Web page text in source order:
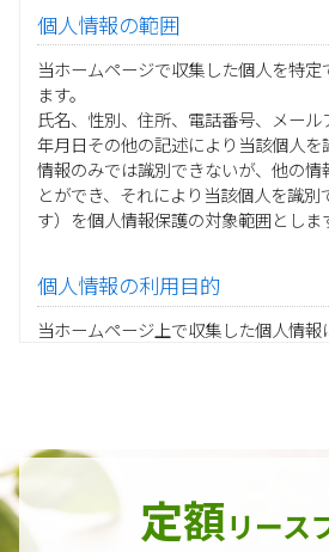
個人情報の範囲
当ホームページで収集した個人を特
ます。
氏名、性別、住所、電話番号、メー
年月日その他の記述により当該個人
情報のみでは識別できないが、他の情
とができ、それにより当該個人を識別
す）を個人情報保護の対象範囲としま
個人情報の利用目的
当ホームページ上で収集した個人情
当グループの業務に従事する協力
当グループ内で共同利用する人事
ダイレクトメール等を利用したア
などの意見・情報の調査
定額リース